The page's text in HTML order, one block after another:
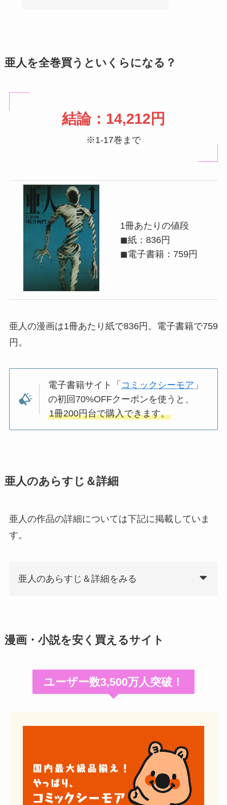
亜人を全巻買うといくらになる？
結論：14,212円
※1-17巻まで
1冊あたりの値段
◼紙：836円
◼電子書籍：759円
亜人の漫画は1冊あたり紙で836円。電子書籍で759
円。
電子書籍サイト「 コミックシーモア 」
の初回70%OFFクーポンを使うと、
1冊200円台で購入できます。
亜人のあらすじ＆詳細
亜人の作品の詳細については下記に掲載していま
す。
亜人のあらすじ＆詳細をみる
漫画・小説を安く買えるサイト
ユーザー数3,500万人突破！